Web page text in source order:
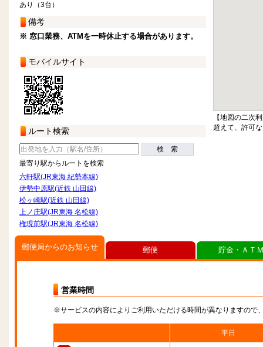
あり（3台）
備考
※ 窓口業務、ATMを一時休止する場合があります。
モバイルサイト
ルート検索
検 索
最寄り駅からルートを検索
六軒駅(JR東海 紀勢本線)
伊勢中原駅(近鉄 山田線)
松ヶ崎駅(近鉄 山田線)
上ノ庄駅(JR東海 名松線)
権現前駅(JR東海 名松線)
【地図の二次
超えて、許可
郵便局からのお知らせ
営業時間
※サービスの内容によりご利用いただける時間が異なりますので
平日
郵便 貯金・ＡＴ